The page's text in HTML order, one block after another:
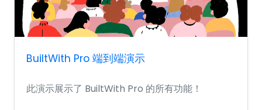
BuiltWith Pro 端到端演示
此演示展示了 BuiltWith Pro 的所有功能！